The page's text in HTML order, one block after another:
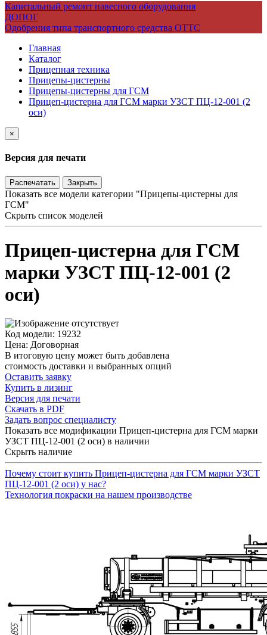
Капитальный ремонт навесного оборудования
ДОПОГ
Одобрения типа транспортного средства ОТТС
Главная
Каталог
Прицепная техника
Прицепы-цистерны
Прицепы-цистерны для ГСМ
Прицеп-цистерна для ГСМ марки УЗСТ ПЦ-12-001 (2
оси)
×
Версия для печати
Распечатать Закрыть
Показать все модели категории "Прицепы-цистерны для
ГСМ"
Скрыть список моделей
Прицеп-цистерна для ГСМ
марки УЗСТ ПЦ-12-001 (2
оси)
Код модели: 19232
Цена: Договорная
В итоговую цену может быть добавлена
стоимость доставки и выбранных опций
Оставить заявку
Купить в лизинг
Версия для печати
Скачать в PDF
Задать вопрос специалисту
Показать все модификации Прицеп-цистерна для ГСМ марки
УЗСТ ПЦ-12-001 (2 оси) в наличии
Скрыть наличие
Почему стоит купить Прицеп-цистерна для ГСМ марки УЗСТ
ПЦ-12-001 (2 оси) у нас?
Технология покраски на нашем производстве